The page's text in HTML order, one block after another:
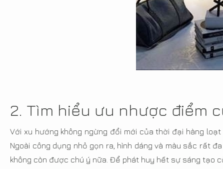
2. Tìm hiểu ưu nhược điểm
Với xu hướng không ngừng đổi mới của thời đại hàng
Ngoài công dụng nhỏ gọn ra, hình dáng và màu sắc rất
không còn được chú ý nữa. Để phát huy hết sự sáng tạo